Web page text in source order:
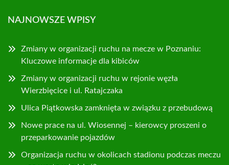
NAJNOWSZE WPISY
Zmiany w organizacji ruchu na mecze w Poznaniu:
Kluczowe informacje dla kibiców
Zmiany w organizacji ruchu w rejonie węzła
Wierzbięcice i ul. Ratajczaka
Ulica Piątkowska zamknięta w związku z przebudową
Nowe prace na ul. Wiosennej – kierowcy proszeni o
przeparkowanie pojazdów
Organizacja ruchu w okolicach stadionu podczas meczu